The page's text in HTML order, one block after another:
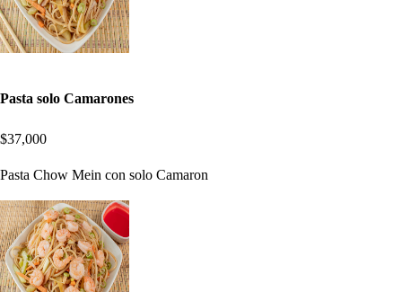
Pasta solo Camarones
$37,000
Pasta Chow Mein con solo Camaron